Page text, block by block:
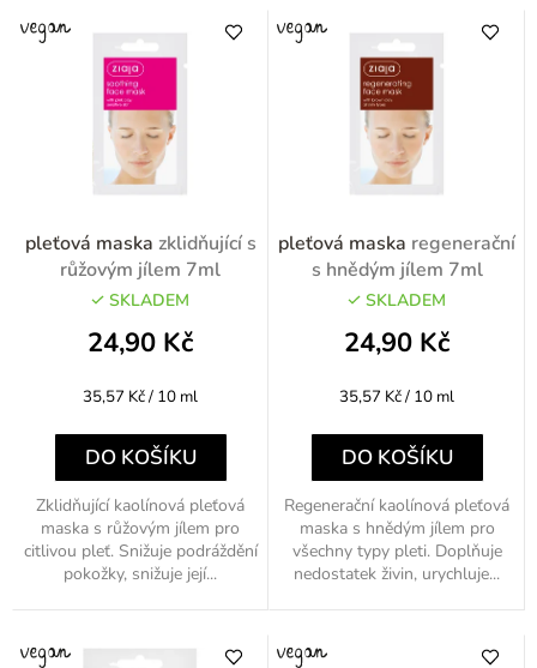
e
opleťová maska zklidňující s
růžovým jílem 7ml
SKLADEM
24,90 Kč
Měrná
35,57 Kč / 10 ml
DO KOŠÍKU
Zklidňující kaolínová pleťová
maska s růžovým jílem pro
citlivou pleť. Snižuje podráždění
pokožky, snižuje její...
pleťová maska regenerační
s hnědým jílem 7ml
SKLADEM
24,90 Kč
Měrná
35,57 Kč / 10 ml
DO KOŠÍKU
Regenerační kaolínová pleťová
maska s hnědým jílem pro
všechny typy pleti. Doplňuje
nedostatek živin, urychluje...